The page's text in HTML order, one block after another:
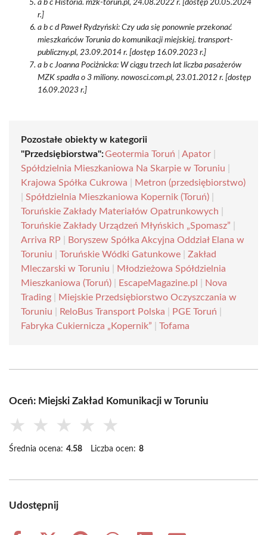
a b c Historia. mzk-torun.pl, 24.08.2022 r. [dostęp 20.05.2024
r.]
a b c d Paweł Rydzyński: Czy uda się ponownie przekonać
mieszkańców Torunia do komunikacji miejskiej. transport-
publiczny.pl, 23.09.2014 r. [dostęp 16.09.2023 r.]
a b c Joanna Pociżnicka: W ciągu trzech lat liczba pasażerów
MZK spadła o 3 miliony. nowosci.com.pl, 23.01.2012 r. [dostęp
16.09.2023 r.]
Pozostałe obiekty w kategorii
"Przedsiębiorstwa":Geotermia Toruń Apator
Spółdzielnia Mieszkaniowa Na Skarpie w Toruniu
Krajowa Spółka Cukrowa
Metron (przedsiębiorstwo)
Spółdzielnia Mieszkaniowa Kopernik (Toruń)
Toruńskie Zakłady Materiałów Opatrunkowych
Toruńskie Zakłady Urządzeń Młyńskich „Spomasz”
Arriva RP
Boryszew Spółka Akcyjna Oddział Elana w
Toruniu
Toruńskie Wódki Gatunkowe
Zakład
Mleczarski w Toruniu
Młodzieżowa Spółdzielnia
Mieszkaniowa (Toruń)
EscapeMagazine.pl
Nova
Trading
Miejskie Przedsiębiorstwo Oczyszczania w
Toruniu
ReloBus Transport Polska PGE Toruń
Fabryka Cukiernicza „Kopernik”
Tofama
Oceń: Miejski Zakład Komunikacji w Toruniu
★ ★ ★ ★ ★
Średnia ocena: 4.58 Liczba ocen: 8
Udostępnij